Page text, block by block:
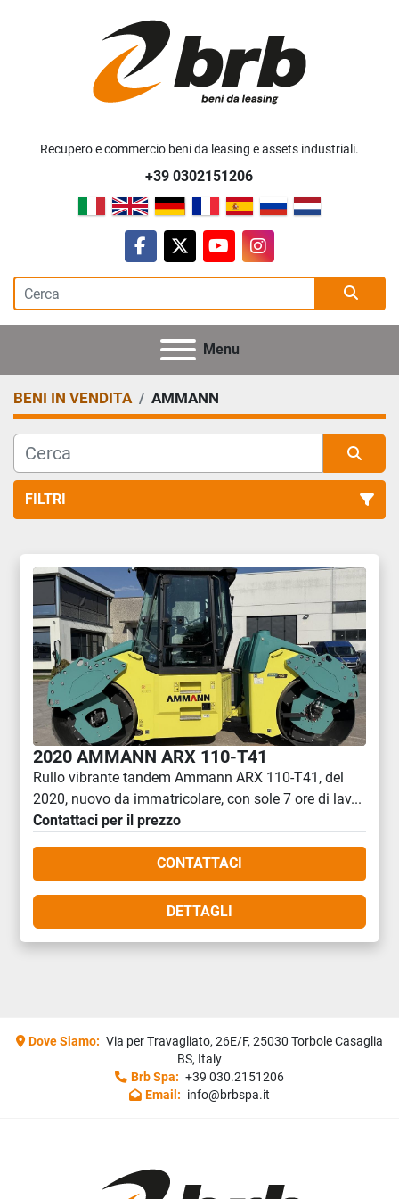
Recupero e commercio beni da leasing e assets industriali.
+39 0302151206
facebook
twitteryoutubeinstagram
Menu
BENI IN VENDITA AMMANN
FILTRI
Tutte le categorie
Ordina per
2020 AMMANN ARX 110-T41
Rullo vibrante tandem Ammann ARX 110-T41, del
2020, nuovo da immatricolare, con sole 7 ore di lav...
Contattaci per il prezzo
CONTATTACI
DETTAGLI
Dove Siamo: Via per Travagliato, 26E/F, 25030 Torbole Casaglia
BS, Italy
Brb Spa: +39 030.2151206
Email: info@brbspa.it